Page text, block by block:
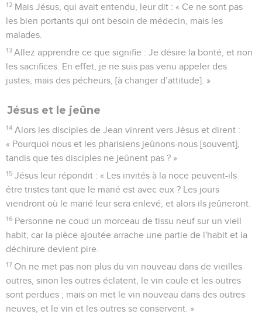
12 Mais Jésus, qui avait entendu, leur dit : « Ce ne sont pas
les bien portants qui ont besoin de médecin, mais les
malades.
13 Allez apprendre ce que signifie : Je désire la bonté, et non
les sacrifices. En effet, je ne suis pas venu appeler des
justes, mais des pécheurs, [à changer d’attitude]. »
Jésus et le jeûne
14 Alors les disciples de Jean vinrent vers Jésus et dirent :
« Pourquoi nous et les pharisiens jeûnons-nous [souvent],
tandis que tes disciples ne jeûnent pas ? »
15 Jésus leur répondit : « Les invités à la noce peuvent-ils
être tristes tant que le marié est avec eux ? Les jours
viendront où le marié leur sera enlevé, et alors ils jeûneront.
16 Personne ne coud un morceau de tissu neuf sur un vieil
habit, car la pièce ajoutée arrache une partie de l'habit et la
déchirure devient pire.
17 On ne met pas non plus du vin nouveau dans de vieilles
outres, sinon les outres éclatent, le vin coule et les outres
sont perdues ; mais on met le vin nouveau dans des outres
neuves, et le vin et les outres se conservent. »